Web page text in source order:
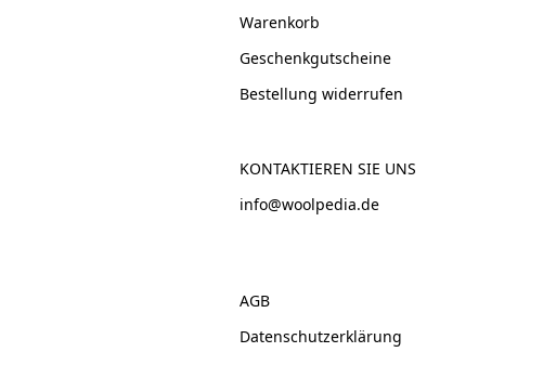
Warenkorb
Geschenkgutscheine
Bestellung widerrufen
KONTAKTIEREN SIE UNS
info@woolpedia.de
AGB
Datenschutzerklärung